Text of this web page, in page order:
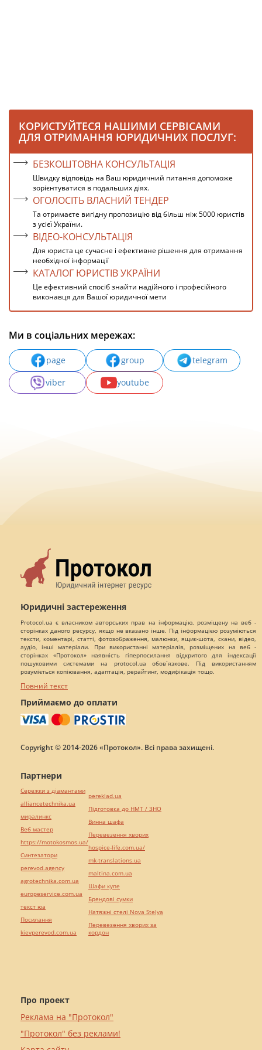
КОРИСТУЙТЕСЯ НАШИМИ СЕРВІСАМИ
ДЛЯ ОТРИМАННЯ ЮРИДИЧНИХ ПОСЛУГ:
БЕЗКОШТОВНА КОНСУЛЬТАЦІЯ
Швидку відповідь на Ваш юридичний питання допоможе
зорієнтуватися в подальших діях.
ОГОЛОСІТЬ ВЛАСНИЙ ТЕНДЕР
Та отримаєте вигідну пропозицію від більш ніж 5000 юристів
з усієї України.
ВІДЕО-КОНСУЛЬТАЦІЯ
Для юриста це сучасне і ефективне рішення для отримання
необхідної інформації
КАТАЛОГ ЮРИСТІВ УКРАЇНИ
Це ефективний спосіб знайти надійного і професійного
виконавця для Вашої юридичної мети
Ми в соціальних мережах:
page group
telegram
viber
youtube
Юридичні застереження
Protocol.ua є власником авторських прав на інформацію, розміщену на веб -
сторінках даного ресурсу, якщо не вказано інше. Під інформацією розуміються
тексти, коментарі, статті, фотозображення, малюнки, ящик-шота, скани, відео,
аудіо, інші матеріали. При використанні матеріалів, розміщених на веб -
сторінках «Протокол» наявність гіперпосилання відкритого для індексації
пошуковими системами на protocol.ua обов`язкове. Під використанням
розуміється копіювання, адаптація, рерайтинг, модифікація тощо.
Повний текст
Приймаємо до оплати
Copyright © 2014-2026 «Протокол». Всі права захищені.
Про проект
Реклама на "Протокол"
"Протокол" без реклами!
Партнери
Сережки з діамантами
alliancetechnika.ua
миралинкс
Веб мастер
https://motokosmos.ua/
Синтезатори
perevod.agency
agrotechnika.com.ua
europeservice.com.ua
текст юа
Посилання
kievperevod.com.ua
pereklad.ua
Підготовка до НМТ / ЗНО
Винна шафа
Перевезення хворих
hospice-life.com.ua/
mk-translations.ua
maltina.com.ua
Шафи купе
Брендові сумки
Натяжні стелі Nova Stelya
Перевезення хворих за
кордон